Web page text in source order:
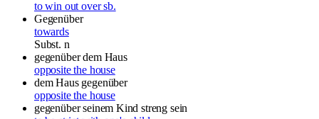
to win out over sb.
Gegenüber
towards
Subst. n
gegenüber dem Haus
opposite the house
dem Haus gegenüber
opposite the house
gegenüber seinem Kind streng sein